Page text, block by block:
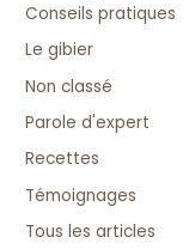
Conseils pratiques
Le gibier
Non classé
Parole d'expert
Recettes
Témoignages
Tous les articles